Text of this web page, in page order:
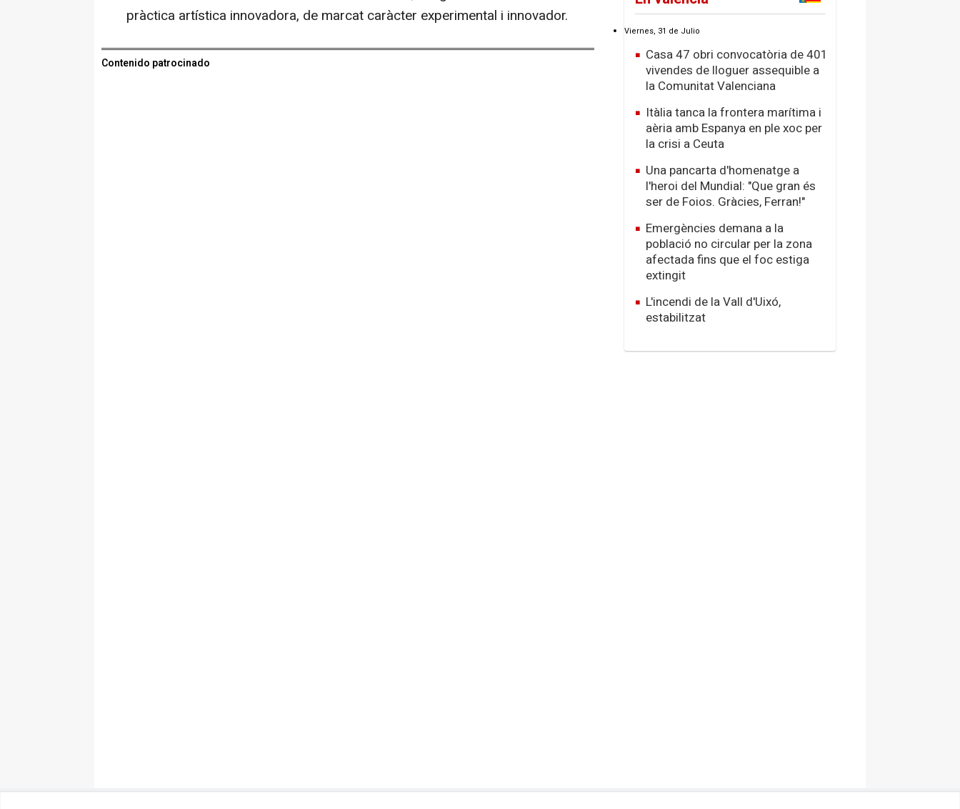
pràctica artística innovadora, de marcat caràcter experimental i innovador.
Contenido patrocinado
Viernes, 31 de Julio
Casa 47 obri convocatòria de 401
vivendes de lloguer assequible a
la Comunitat Valenciana
Itàlia tanca la frontera marítima i
aèria amb Espanya en ple xoc per
la crisi a Ceuta
Una pancarta d'homenatge a
l'heroi del Mundial: "Que gran és
ser de Foios. Gràcies, Ferran!"
Emergències demana a la
població no circular per la zona
afectada fins que el foc estiga
extingit
L'incendi de la Vall d'Uixó,
estabilitzat